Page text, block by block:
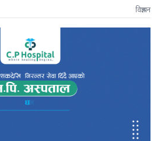
विज्ञापन